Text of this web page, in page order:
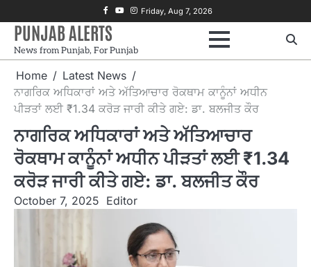
to
content
Facebook
Youtube
Instagram
Friday, Aug 7, 2026
PUNJAB ALERTS
News from Punjab, For Punjab
Home
Latest News
ਨਾਗਰਿਕ ਅਧਿਕਾਰਾਂ ਅਤੇ ਅੱਤਿਆਚਾਰ ਰੋਕਥਾਮ ਕਾਨੂੰਨਾਂ ਅਧੀਨ
ਪੀੜਤਾਂ ਲਈ ₹1.34 ਕਰੋੜ ਜਾਰੀ ਕੀਤੇ ਗਏ: ਡਾ. ਬਲਜੀਤ ਕੌਰ
ਨਾਗਰਿਕ ਅਧਿਕਾਰਾਂ ਅਤੇ ਅੱਤਿਆਚਾਰ
ਰੋਕਥਾਮ ਕਾਨੂੰਨਾਂ ਅਧੀਨ ਪੀੜਤਾਂ ਲਈ ₹1.34
ਕਰੋੜ ਜਾਰੀ ਕੀਤੇ ਗਏ: ਡਾ. ਬਲਜੀਤ ਕੌਰ
October 7, 2025 Editor